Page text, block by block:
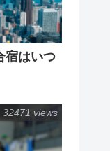
宿はいつ
32471 views